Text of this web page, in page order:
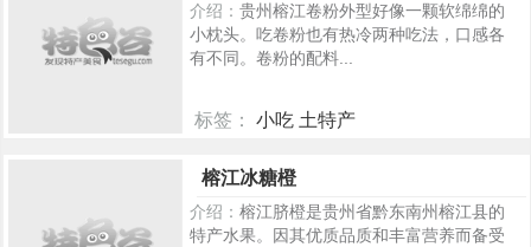
介绍： 贵州榕江卷粉外型好像一颗软绵绵的
小枕头。吃卷粉也有热冷两种吃法，口感各
有不同。卷粉的配料...
标签： 小吃 土特产
榕江冰糖橙
介绍： 榕江脐橙是贵州省黔东南州榕江县的
特产水果。因其优质品质和丰富营养而备受